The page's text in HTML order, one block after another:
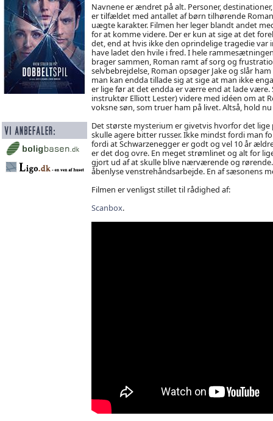
Navnene er ændret på alt. Personer,
er tilfældet med antallet af børn tilhørende
uægte karakter. Filmen her leger blandt andet
for at komme videre. Der er kun at sige at det
det, end at hvis ikke den oprindelige tragedie
have ladet den hvile i fred. I hele
brager sammen, Roman ramt af sorg og
selvbebrejdelse, Roman opsøger Jake og slår
man kan endda tillade sig at sige at man ikke
er lige før at det endda er værre end at lade
instruktør Elliott Lester) videre med idéen om at
voksne søn, som truer ham på livet. Altså, hold
Det største mysterium er givetvis hvorfor det
skulle agere bitter russer. Ikke mindst fordi man
fordi at Schwarzenegger er godt og vel 10 år
er det dog ovre. En meget strømlinet og alt for
gjort ud af at skulle blive nærværende og
åbenlyse venstrehåndsarbejde. En af sæsonens
Filmen er venligst stillet til rådighed af:
Scanbox.